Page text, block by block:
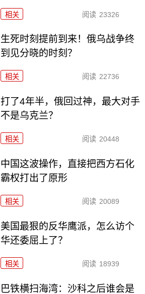
相关 阅读 23326
生死时刻提前到来！俄乌战争终
到见分晓的时刻？
相关 阅读 22736
打了4年半，俄回过神，最大对手
不是乌克兰？
相关 阅读 20448
中国这波操作，直接把西方石化
霸权打出了原形
相关 阅读 20089
美国最狠的反华鹰派，怎么访个
华还委屈上了？
相关 阅读 18939
巴铁横扫海湾：沙科之后谁会是